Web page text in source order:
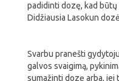
padidinti dozę, kad
Didžiausia Lasokun
Svarbu pranešti
galvos svaigimą,
sumažinti dozę arba, jei